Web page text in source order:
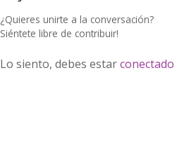
¿Quieres unirte a la conversación?
Siéntete libre de contribuir!
Lo siento, debes estarconectado